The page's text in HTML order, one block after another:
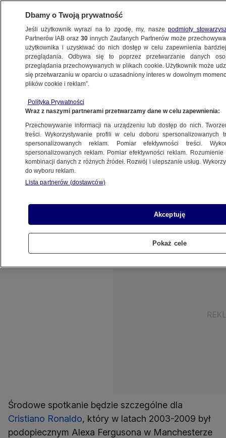
PROGRAMY
Ferguson poradzi sobie z niepowodzeniem
13.02.2013, 09:04
Udostępnij
Środowe spotkanie Realu Madryt z
rozpoczęli już trenerzy obu ekip - Jose Mourinho
i Alex Fergusonem.
Środowe spotkanie będzie szczególne dla
Cristiano Ronaldo, który w latach 2003-2009 był
podopiecznym Alexa Fergusona w Manchesterze
Dbamy o Twoją prywatność
Jeśli użytkownik wyrazi na to zgodę, my, naszepodmioty
Partnerów IAB oraz30 innych Zaufanych Partnerów może
użytkownika i uzyskiwać do nich dostęp w celu zapewnienia
przeglądania. Odbywa się to poprzez przetwarzanie danych
przeglądania przechowywanych w plikach cookie. Użytkownik może
się przetwarzaniu w oparciu o uzasadniony interes w dowolnym
plików cookie i reklam”.
Polityka Prywatności
Wraz z naszymi partnerami przetwarzamy dane w celu zapewnienia:
Przechowywanie informacji na urządzeniu lub dostęp do nich.
treści. Wykorzystywanie profili w celu doboru spersonalizowanych
spersonalizowanych reklam. Pomiar efektywności treści.
spersonalizowanych reklam. Pomiar efektywności reklam.
kombinacji danych z różnych źródeł. Rozwój i ulepszanie usług.
do wyboru reklam.
Lista partnerów (dostawców)
Akceptuję
Pokaż cele